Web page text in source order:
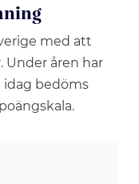
med att
Under åren har
bedöms